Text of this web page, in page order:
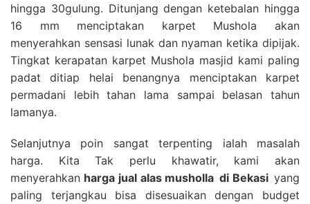
hingga 30gulung. Ditunjang dengan ketebalan hingga
16 mm menciptakan karpet Mushola akan
menyerahkan sensasi lunak dan nyaman ketika dipijak.
Tingkat kerapatan karpet Mushola masjid kami paling
padat ditiap helai benangnya menciptakan karpet
permadani lebih tahan lama sampai belasan tahun
lamanya.
Selanjutnya poin sangat terpenting ialah masalah
harga. Kita Tak perlu khawatir, kami akan
menyerahkan harga jual alas musholla di Bekasiyang
paling terjangkau bisa disesuaikan dengan budget